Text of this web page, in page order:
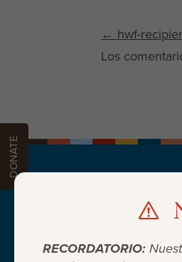
RECORDATORIO:
Post
← hwf-
Los
PATIENTS
DONATE